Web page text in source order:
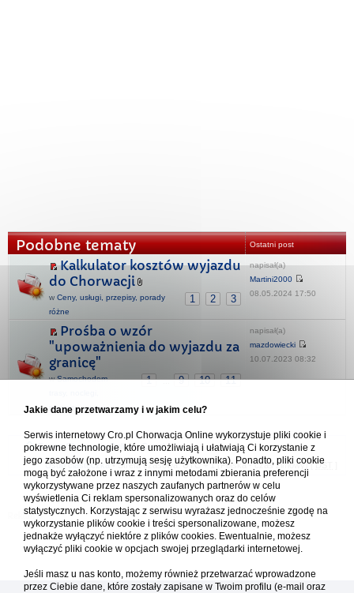
Podobne tematy Ostatni post
Kalkulator kosztów wyjazdu
do Chorwacji
1 2 3
w Ceny, usługi, przepisy, porady
różne
napisał(a)
Martini2000
08.05.2024 17:50
Prośba o wzór
"upoważnienia do wyjazdu za
granicę"
1 ... 9 10 11
wSamochodem -
przepisy, uwagi
napisał(a)
mazdowiecki
10.07.2023 08:32
Forum Chorwacja Online - Cro.pl
Usuń ciasteczka• Strefa czasowa: UTC + 1 (Polska - czas zimowy) [DST
Jakie dane przetwarzamy i w jakim celu?
Serwis internetowy Cro.pl Chorwacja Online wykorzystuje pliki cookie i
pokrewne technologie, które umożliwiają i ułatwiają Ci korzystanie z
jego zasobów (np. utrzymują sesję użytkownika). Ponadto, pliki cookie
mogą być założone i wraz z innymi metodami zbierania preferencji
wykorzystywane przez naszych zaufanych partnerów w celu
wyświetlenia Ci reklam spersonalizowanych oraz do celów
statystycznych. Korzystając z serwisu wyrażasz jednocześnie zgodę na
wykorzystanie plików cookie i treści spersonalizowane, możesz
jednakże wyłączyć niektóre z plików cookies. Ewentualnie, możesz
wyłączyć pliki cookie w opcjach swojej przeglądarki internetowej.
Jeśli masz u nas konto, możemy również przetwarzać wprowadzone
przez Ciebie dane, które zostały zapisane w Twoim profilu (e-mail oraz